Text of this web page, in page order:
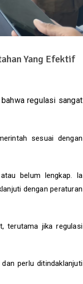
Yang Efektif
regulasi sangat
sesuai dengan
belum lengkap. Ia
dengan peraturan
terutama jika regulasi
perlu ditindaklanjuti